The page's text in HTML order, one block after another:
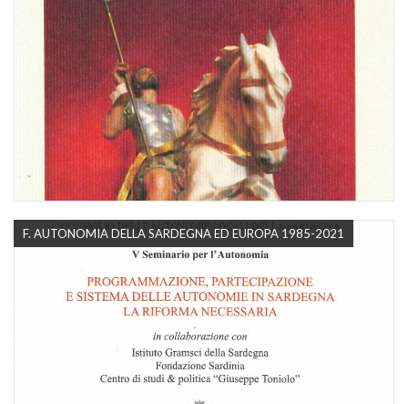
F. AUTONOMIA DELLA SARDEGNA ED EUROPA 1985-2021